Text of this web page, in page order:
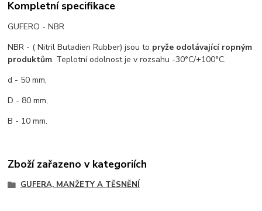
Kompletní specifikace
GUFERO - NBR
NBR - ( Nitril Butadien Rubber) jsou to pryže odolávající ropným
produktům. Teplotní odolnost je v rozsahu -30°C/+100°C.
d - 50 mm,
D - 80 mm,
B - 10 mm.
Zboží zařazeno v kategoriích
GUFERA, MANŽETY A TĚSNĚNÍ